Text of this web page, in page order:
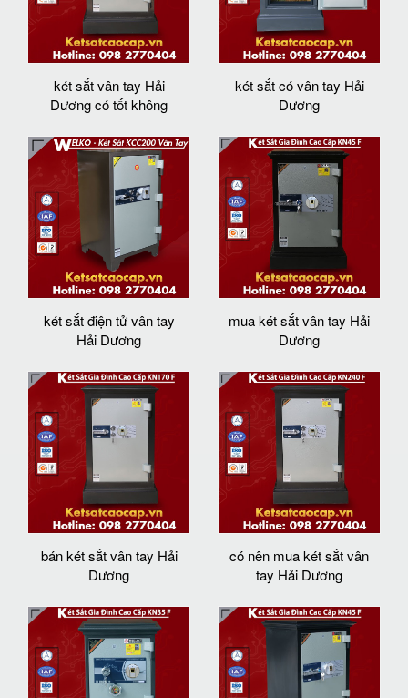
két sắt vân tay Hải
Dương có tốt không
két sắt có vân tay Hải
Dương
két sắt điện tử vân tay
Hải Dương
mua két sắt vân tay Hải
Dương
bán két sắt vân tay Hải
Dương
có nên mua két sắt vân
tay Hải Dương